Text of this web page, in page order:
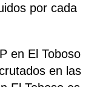
por cada
en El Toboso
en las